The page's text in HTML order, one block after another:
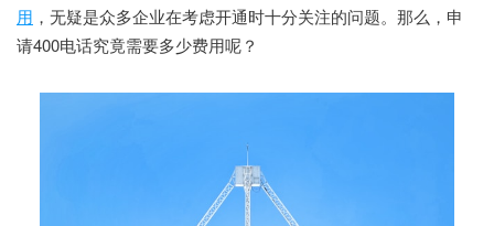
用 ，无疑是众多企业在考虑开通时十分关注的问题。那么，申
请400电话究竟需要多少费用呢？